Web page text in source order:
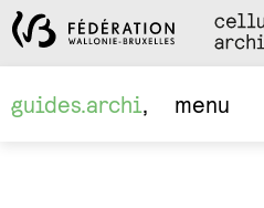
guides.archi
menu